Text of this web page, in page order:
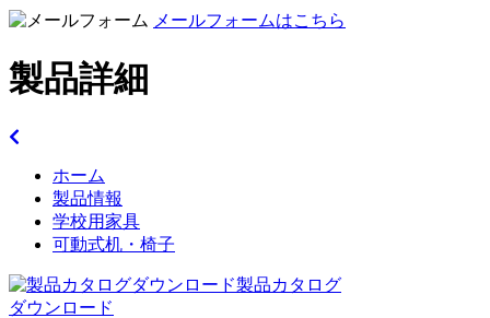
メールフォームはこちら
製品詳細
ホーム
製品情報
学校用家具
可動式机・椅子
製品カタログ
ダウンロード